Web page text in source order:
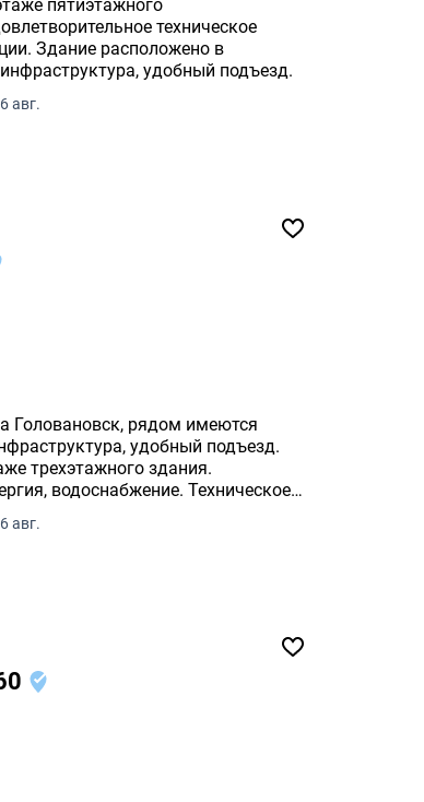
пятиэтажного
техническое
Здание расположено в
удобный подъезд.
авг.
Головановск, рядом имеются
удобный подъезд.
трехэтажного здания.
водоснабжение. Техническое
авг.